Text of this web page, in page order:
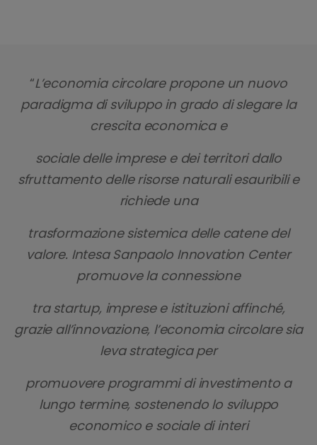
“L’economia circolare propone un nuovo
paradigma di sviluppo in grado di slegare la
crescita economica e
sociale delle imprese e dei territori dallo
sfruttamento delle risorse naturali esauribili e
richiede una
trasformazione sistemica delle catene del
valore. Intesa Sanpaolo Innovation Center
promuove la connessione
tra startup, imprese e istituzioni affinché,
grazie all’innovazione, l’economia circolare sia
leva strategica per
promuovere programmi di investimento a
lungo termine, sostenendo lo sviluppo
economico e sociale di interi